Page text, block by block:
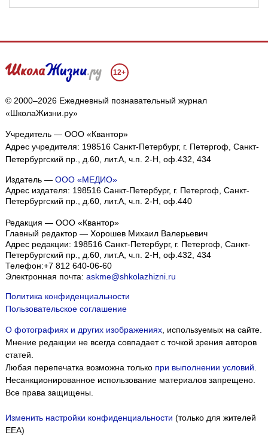
12+
© 2000–2026 Ежедневный познавательный журнал
«ШколаЖизни.ру»
Учредитель — ООО «Квантор»
Адрес учредителя: 198516 Санкт-Петербург, г. Петергоф, Санкт-
Петербургский пр., д.60, лит.А, ч.п. 2-Н, оф.432, 434
Издатель — ООО «МЕДИО»
Адрес издателя: 198516 Санкт-Петербург, г. Петергоф, Санкт-
Петербургский пр., д.60, лит.А, ч.п. 2-Н, оф.440
Редакция — ООО «Квантор»
Главный редактор — Хорошев Михаил Валерьевич
Адрес редакции: 198516 Санкт-Петербург, г. Петергоф Санкт-
Петербургский пр., д.60, лит.А, ч.п. 2-Н, оф.432, 434
Телефон:+7 812 640-06-60
Электронная почта: askme@shkolazhizni.ru
Политика конфиденциальности
Пользовательское соглашение
О фотографиях и других изображениях, используемых на сайте.
Мнение редакции не всегда совпадает с точкой зрения авторов
статей.
Любая перепечатка возможна только при выполнении условий
Несанкционированное использование материалов запрещено.
Все права защищены.
Изменить настройки конфиденциальности (только для жителей
EEA)
Мы собираем файлы cookie и применяем
Подробнее ПРИНЯТЬ